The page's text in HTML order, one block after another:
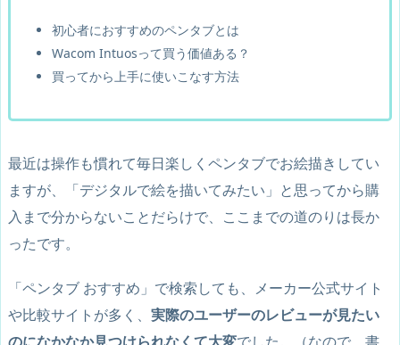
初心者におすすめのペンタブとは
Wacom Intuosって買う価値ある？
買ってから上手に使いこなす方法
最近は操作も慣れて毎日楽しくペンタブでお絵描きしてい
ますが、「デジタルで絵を描いてみたい」と思ってから購
入まで分からないことだらけで、ここまでの道のりは長か
ったです。
「ペンタブ おすすめ」で検索しても、メーカー公式サイト
や比較サイトが多く、 実際のユーザーのレビューが見たい